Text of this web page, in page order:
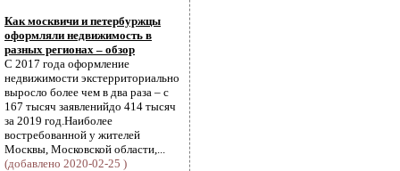
Как москвичи и петербуржцы
оформляли недвижимость в
разных регионах – обзор
С 2017 года оформление
недвижимости экстерриториально
выросло более чем в два раза – с
167 тысяч заявленийдо 414 тысяч
за 2019 год.Наиболее
востребованной у жителей
Москвы, Московской области,...
(добавлено 2020-02-25 )